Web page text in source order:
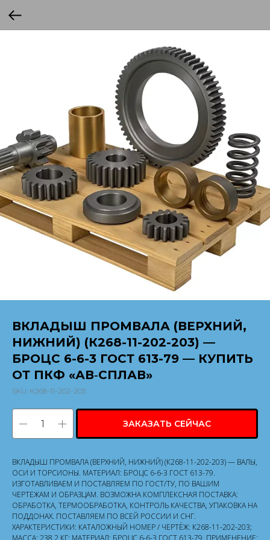
ВКЛАДЫШ ПРОМВАЛА (ВЕРХНИЙ,
НИЖНИЙ) (К268-11-202-203) —
БРОЦС 6-6-3 ГОСТ 613-79 — КУПИТЬ
ОТ ПКФ «АВ‑СПЛАВ»
SKU: К268-11-202-203
ЗАКАЗАТЬ СЕЙЧАС
ВКЛАДЫШ ПРОМВАЛА (ВЕРХНИЙ, НИЖНИЙ) (К268-11-202-203) — ВАЛЫ,
ОСИ И ТОРСИОНЫ. МАТЕРИАЛ: БРОЦС 6-6-3 ГОСТ 613-79.
ИЗГОТАВЛИВАЕМ И ПОСТАВЛЯЕМ ПО ГОСТ/ТУ, ПО ВАШИМ
ЧЕРТЕЖАМ И ОБРАЗЦАМ. ВОЗМОЖНА КОМПЛЕКСНАЯ ПОСТАВКА:
ОБРАБОТКА, ТЕРМООБРАБОТКА, КОНТРОЛЬ КАЧЕСТВА, УПАКОВКА НА
ПОДДОНАХ. ПОСТАВЛЯЕМ ПО ВСЕЙ РОССИИ И СНГ.
ХАРАКТЕРИСТИКИ: КАТАЛОЖНЫЙ НОМЕР / ЧЕРТЁЖ: К268-11-202-203;
МАССА: 238.2 КГ; МАТЕРИАЛ: БРОЦС 6-6-3 ГОСТ 613-79. ПРИМЕНЕНИЕ: